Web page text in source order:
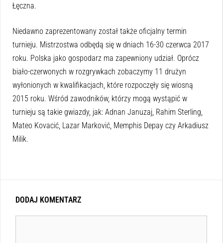
Łęczna.
Niedawno zaprezentowany został także oficjalny termin
turnieju. Mistrzostwa odbędą się w dniach 16-30 czerwca 2017
roku. Polska jako gospodarz ma zapewniony udział. Oprócz
biało-czerwonych w rozgrywkach zobaczymy 11 drużyn
wyłonionych w kwalifikacjach, które rozpoczęły się wiosną
2015 roku. Wśród zawodników, którzy mogą wystąpić w
turnieju są takie gwiazdy, jak: Adnan Januzaj, Rahim Sterling,
Mateo Kovacić, Lazar Marković, Memphis Depay czy Arkadiusz
Milik.
DODAJ KOMENTARZ